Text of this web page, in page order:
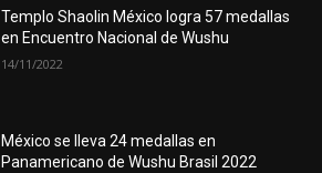
Templo Shaolin México logra 57 medallas
en Encuentro Nacional de Wushu
14/11/2022
México se lleva 24 medallas en
Panamericano de Wushu Brasil 2022